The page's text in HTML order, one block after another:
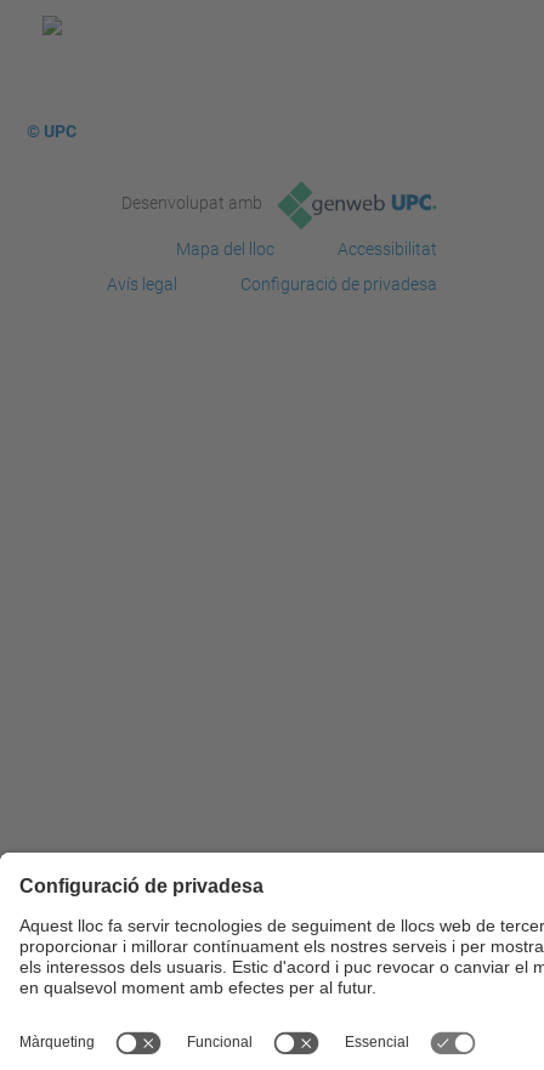
© UPC
Desenvolupat amb
Mapa del lloc
Accessibilitat
Avís legal
Configuració de privadesa